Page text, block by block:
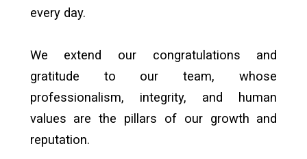
every day.
We extend our congratulations and
gratitude to our team, whose
professionalism, integrity, and human
values are the pillars of our growth and
reputation.